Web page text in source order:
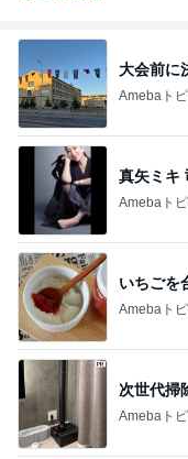
大会前に
Amebaト
真矢ミキ
Amebaト
いちごを
Amebaト
次世代掃
Amebaト